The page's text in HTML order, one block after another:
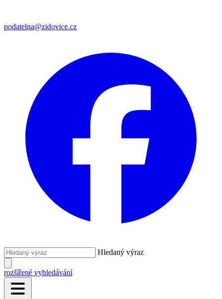
podatelna@zidovice.cz
Hledaný výraz
rozšířené vyhledávání